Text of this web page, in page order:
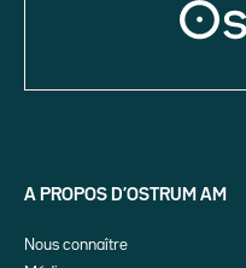
A PROPOS D’OSTRUM AM
Nous connaître